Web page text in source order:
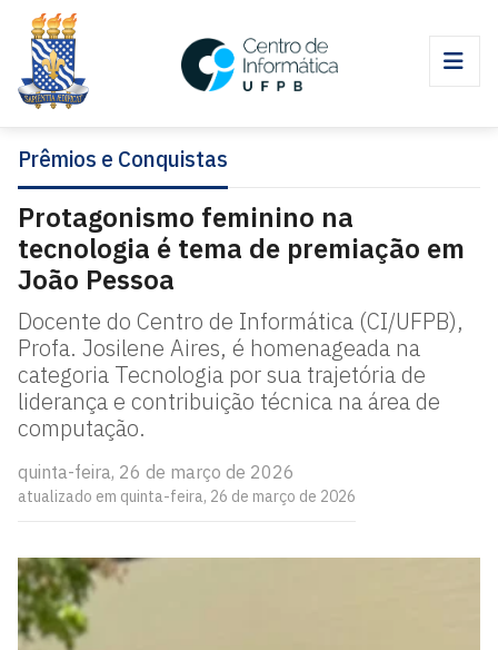
Prêmios e Conquistas
Protagonismo feminino na
tecnologia é tema de premiação em
João Pessoa
Docente do Centro de Informática (CI/UFPB),
Profa. Josilene Aires, é homenageada na
categoria Tecnologia por sua trajetória de
liderança e contribuição técnica na área de
computação.
quinta-feira, 26 de março de 2026
atualizado em quinta-feira, 26 de março de 2026